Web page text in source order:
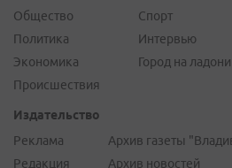
Общество
Политика
Экономика
Происшествия
Спорт
Интервью
Город на ладони
Издательство
Реклама
Редакция
Архив газеты
Архив новостей